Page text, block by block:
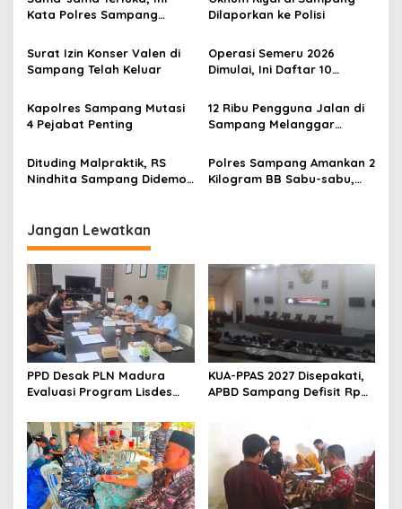
Kata Polres Sampang
Warga Banjar
Dilaporkan ke Polisi
Surat Izin Konser Valen di
Sampang Telah Keluar
Operasi Semeru 2026
Dimulai, Ini Daftar 10
yang Diincar
Kapolres Sampang Mutasi
4 Pejabat Penting
12 Ribu Pengguna Jalan di
Sampang Melanggar
Dituding Malpraktik, RS
Nindhita Sampang Didemo
Polres Sampang Amankan 2
Kilogram BB Sabu-sabu,
Jangan Lewatkan
PPD Desak PLN Madura
Evaluasi Program Lisdes
KUA-PPAS 2027 Disepakati,
APBD Sampang Defisit Rp